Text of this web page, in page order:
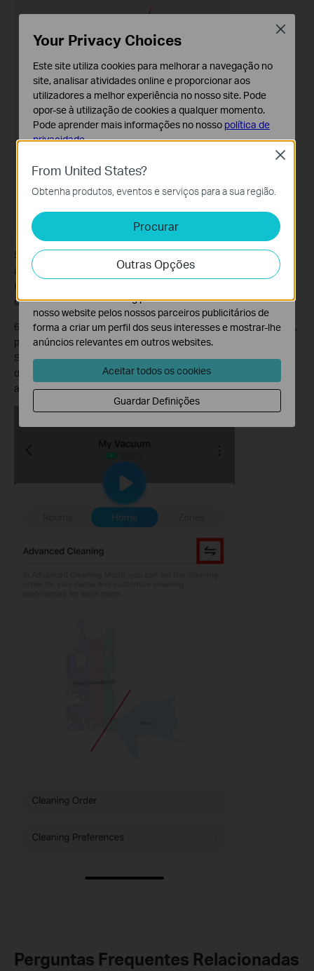
5. Toque em "
" no canto superior direito para guardar
as definições do Modo de Limpeza Avançado. O aspirador robô
limpará as divisões com base na ordem e nas preferências de
cada divisão.
6. Se não necessitar de preferências de limpeza personalizadas,
pode tocar no ícone Mudar para mudar para "Limpeza
Standard". No Modo de Limpeza Standard, é seguido o caminho
de limpeza ideal e todas as divisões são limpas de acordo com
as mesmas preferências de limpeza.
Perguntas Frequentes Relacionadas
From United States?
Obtenha produtos, eventos e serviços para a sua região.
Procurar
Outras Opções
Close
Your Privacy Choices
Este site utiliza cookies para melhorar a navegação no
site, analisar atividades online e proporcionar aos
utilizadores a melhor experiência no nosso site. Pode
opor-se à utilização de cookies a qualquer momento.
Pode aprender mais informações no nosso política de
privacidade.
Cookies Básicos
Os cookies são necessários para o funcionamento do
website e não podem ser desativados nos seus
Cookies de Análise e Marketing
Os cookies de analise permite-nos analisar as suas
atividades no nosso website para melhorar e ajustar a
funcionalidade do nosso website.
O cookies de marketing podem ser definidos através do
nosso website pelos nossos parceiros publicitários de
forma a criar um perfil dos seus interesses e mostrar-lhe
anúncios relevantes em outros websites.
Aceitar todos os cookies
Guardar Definições
Close